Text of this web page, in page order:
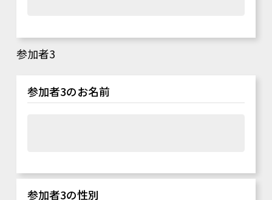
参加者3
参加者3のお名前
参加者3の性別